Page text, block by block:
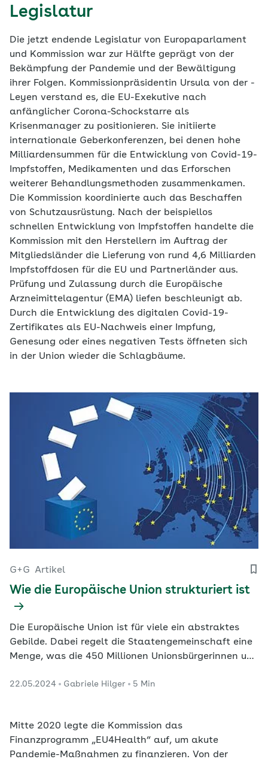
Legislatur
Die jetzt endende Legislatur von Europaparlament
und Kommission war zur Hälfte geprägt von der
Bekämpfung der Pandemie und der Bewältigung
ihrer Folgen. Kommissionpräsidentin Ursula von der ­
Leyen verstand es, die EU-Exekutive nach
anfänglicher Corona-Schockstarre als
Krisenmanager zu positionieren. Sie initiierte
internationale Geberkonferenzen, bei denen hohe
Milliardensummen für die Entwicklung von Covid-19-
Impfstoffen, Medikamenten und das Erforschen
weiterer Behandlungsmethoden zusammenkamen.
Die Kommission koordinierte auch das Beschaffen
von Schutzausrüstung. Nach der beispiellos
schnellen Entwicklung von Impfstoffen handelte die
Kommission mit den Herstellern im Auftrag der
Mitgliedsländer die Lieferung von rund 4,6 Milliarden
Impfstoffdosen für die EU und Partnerländer aus.
Prüfung und Zulassung durch die Europäische
Arzneimittelagentur (EMA) liefen beschleunigt ab.
Durch die Entwicklung des digitalen Covid-19-
Zertifikates als EU-Nachweis einer Impfung,
Genesung oder eines negativen Tests öffneten sich
in der Union wieder die Schlagbäume.
G+G Artikel
Wie die Europäische Union strukturiert ist
Die Europäische Union ist für viele ein abstraktes
Gebilde. Dabei regelt die Staatengemeinschaft eine
Menge, was die 450 Millionen Unionsbürgerinnen und
über die EU-Organe und ihre Aufgaben.
22.05.2024 Gabriele Hilger 5 Min
Mitte 2020 legte die Kommission das
Finanzprogramm „EU4Health“ auf, um akute
Pandemie-Maßnahmen zu finanzieren. Von der